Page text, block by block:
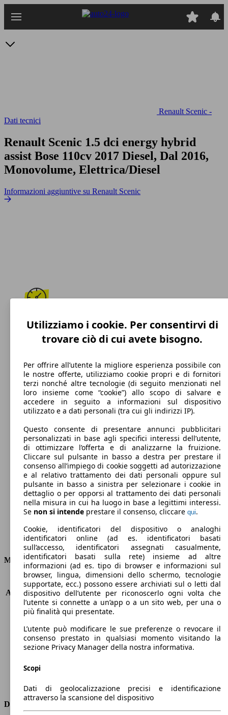
Renault Scenic -
Dati tecnici
Renault Scenic 1.5 dci energy hybrid
assist Bose 110cv 2017 Diesel, Dal 2016,
Monovolume, Elettrica/Diesel
Informazioni aggiuntive su Renault Scenic
183 km/h
Velocità massima
Elettrica/Diesel
Carburante
94 g/km
Emissioni di CO2 (combinato)*
Consumi
Motore e Prestazioni
KW (PS)
81 kW (110 PS)
Accelerazione (0-100 km/h)
12.4s
Velocità massima (km/h)
183 km/h
Numero di marce
6
Coppia
260 nm
Cilindrata
1461 ccm
Carburante
Elettrica/Diesel
Trasmissione
Dimensioni
Utilizziamo i cookie. Per consentirvi di
trovare ciò di cui avete bisogno.
Per offrire all’utente la migliore esperienza possibile con
le nostre offerte, utilizziamo cookie propri e di fornitori
terzi nonché altre tecnologie (di seguito menzionati nel
loro insieme come “cookie”) allo scopo di salvare e
accedere in seguito a informazioni sul dispositivo
utilizzato e a dati personali (tra cui gli indirizzi IP).
Questo consente di presentare annunci pubblicitari
personalizzati in base agli specifici interessi dell’utente,
di ottimizzare l’offerta e di analizzarne la fruizione.
Cliccare sul pulsante in basso a destra per prestare il
consenso all’impiego di cookie soggetti ad autorizzazione
e al relativo trattamento dei dati personali oppure sul
pulsante in basso a sinistra per selezionare i cookie in
dettaglio o per opporsi al trattamento dei dati personali
nella misura in cui ha luogo in base a legittimi interessi.
Se non si intende prestare il consenso, cliccare qui.
Cookie, identificatori del dispositivo o analoghi
identificatori online (ad es. identificatori basati
sull’accesso, identificatori assegnati casualmente,
identificatori basati sulla rete) insieme ad altre
informazioni (ad es. tipo di browser e informazioni sul
browser, lingua, dimensioni dello schermo, tecnologie
supportate, ecc.) possono essere archiviati sul o letti dal
dispositivo dell’utente per riconoscerlo ogni volta che
l’utente si connette a un’app o a un sito web, per una o
più finalità qui presentate.
L’utente può modificare le sue preferenze o revocare il
consenso prestato in qualsiasi momento visitando la
sezione Privacy Manager della nostra informativa.
Scopi
Dati di geolocalizzazione precisi e identificazione
attraverso la scansione del dispositivo